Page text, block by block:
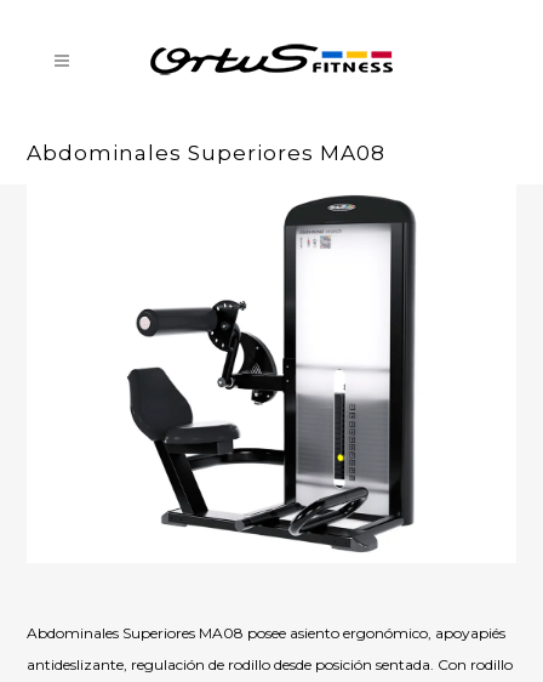
Abdominales Superiores MA08
Abdominales Superiores MA08 posee asiento ergonómico, apoyapiés
antideslizante, regulación de rodillo desde posición sentada. Con rodillo